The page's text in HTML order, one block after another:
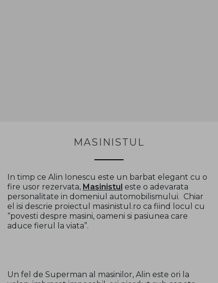
MASINISTUL
In timp ce Alin Ionescu este un barbat elegant cu o
fire usor rezervata, Masinistul este o adevarata
personalitate in domeniul automobilismului. Chiar
el isi descrie proiectul masinistul.ro ca fiind locul cu
“povesti despre masini, oameni si pasiunea care
aduce fierul la viata”.
Un fel de Superman al masinilor, Alin este ori la